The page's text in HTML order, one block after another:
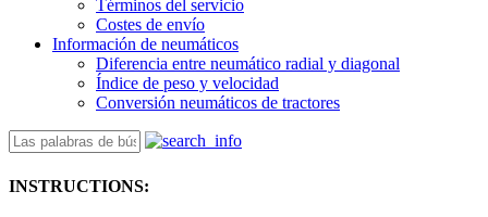
Términos del servicio
Costes de envío
Información de neumáticos
Diferencia entre neumático radial y diagonal
Índice de peso y velocidad
Conversión neumáticos de tractores
INSTRUCTIONS: